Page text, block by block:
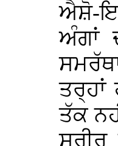
ਐਸ਼ੋ-
ਅੰਗਾਂ
ਤਰ੍ਹਾਂ
ਤੱਕ
ਸਰੀਰ